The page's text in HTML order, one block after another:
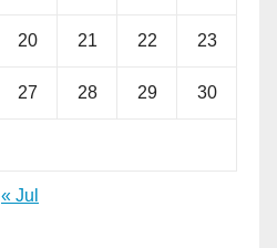
20 21 22 23
27 28 29 30
« Jul